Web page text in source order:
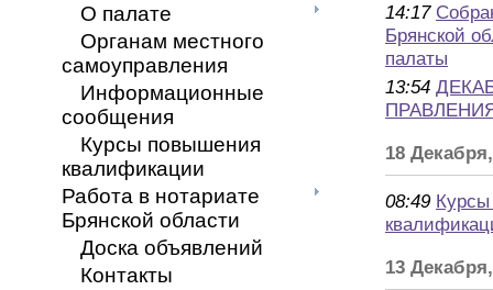
О палате
Органам местного
самоуправления
Информационные
сообщения
Курсы повышения
квалификации
Работа в нотариате
Брянской области
Доска объявлений
Контакты
14:17
Брянской
палаты
13:54
18
08:49
13